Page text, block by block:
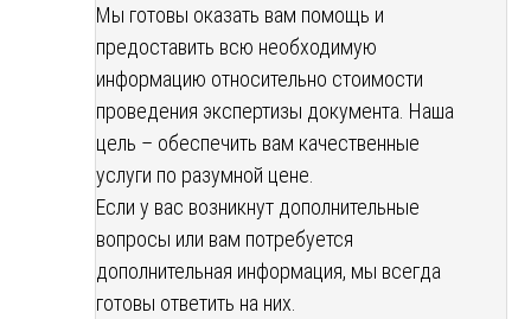
Мы готовы оказать вам помощь и
предоставить всю необходимую
информацию относительно стоимости
проведения экспертизы документа. Наша
цель – обеспечить вам качественные
услуги по разумной цене.
Если у вас возникнут дополнительные
вопросы или вам потребуется
дополнительная информация, мы всегда
готовы ответить на них.